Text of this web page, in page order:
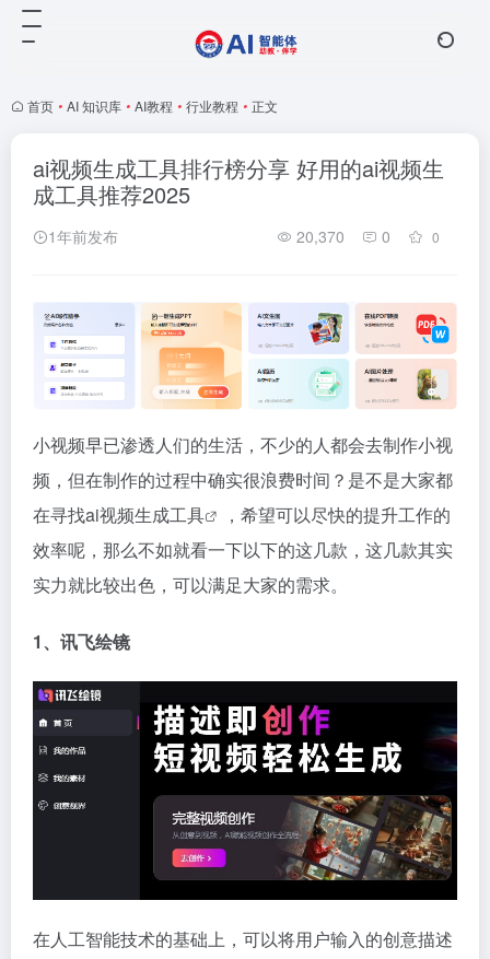
首页 • AI 知识库 • AI教程 • 行业教程 • 正文
ai视频生成工具排行榜分享 好用的ai视频生
成工具推荐2025
1年前发布 20,370 0 0
小视频早已渗透人们的生活，不少的人都会去制作小视
频，但在制作的过程中确实很浪费时间？是不是大家都
在寻找ai视频生成工具
，希望可以尽快的提升工作的
效率呢，那么不如就看一下以下的这几款，这几款其实
实力就比较出色，可以满足大家的需求。
1、讯飞绘镜
在人工智能技术的基础上，可以将用户输入的创意描述